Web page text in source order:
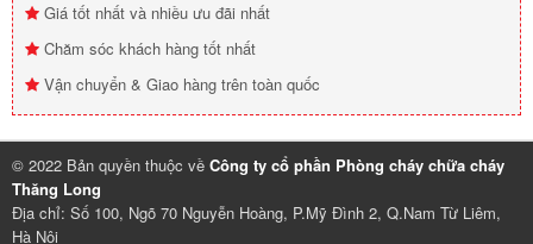
Giá tốt nhất và nhiều ưu đãi nhất
Chăm sóc khách hàng tốt nhất
Vận chuyển & Giao hàng trên toàn quốc
© 2022 Bản quyền thuộc về Công ty cổ phần Phòng cháy chữa cháy
Thăng Long
Địa chỉ: Số 100, Ngõ 70 Nguyễn Hoàng, P.Mỹ Đình 2, Q.Nam Từ Liêm,
Hà Nội